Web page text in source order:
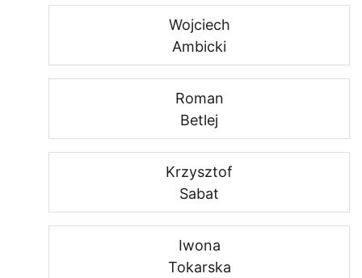
Wojciech
Ambicki
Roman
Betlej
Krzysztof
Sabat
Iwona
Tokarska